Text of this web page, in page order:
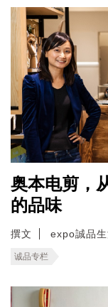
奥本电剪，
的品味
撰文 expo誠品
诚品专栏